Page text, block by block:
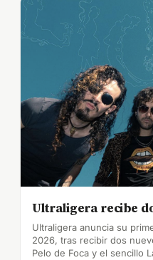
Ultraligera recibe
Ultraligera anuncia su
2026, tras recibir dos
Pelo de Foca y el sencillo